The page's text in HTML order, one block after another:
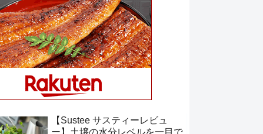
【Sustee サスティーレビュ